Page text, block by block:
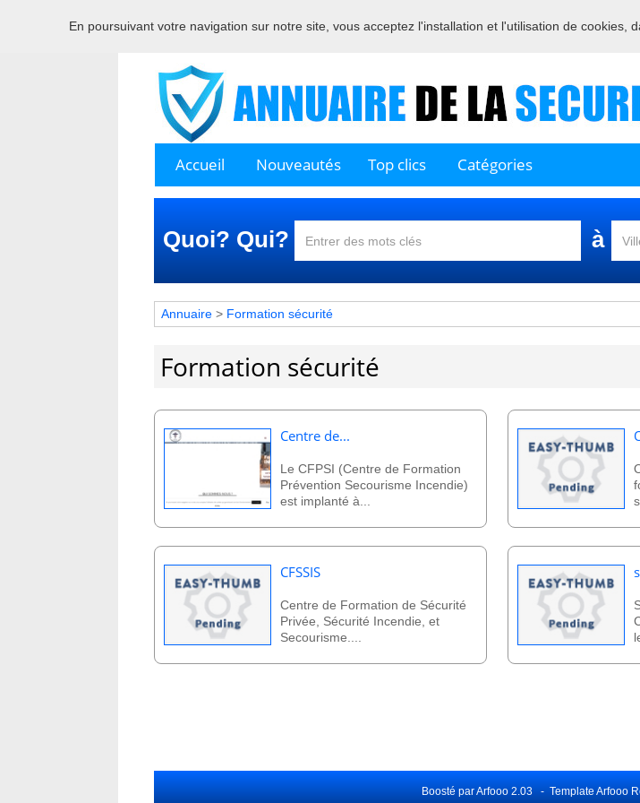
Bienvenue sur l'annuaire des
Accueil Nouveautés Top clics Catégories
Quoi? Qui? à
Annuaire > Formation sécurité
Formation sécurité
Centre de...
Le CFPSI (Centre de Formation
Prévention Secourisme Incendie)
est implanté à...
CFSSIS
Centre de Formation de Sécurité
Privée, Sécurité Incendie, et
Secourisme....
Boosté par Arfooo 2.03 - Template Arfooo
En poursuivant votre navigation sur notre site, vous acceptez l'installation et l'utilisation de cookies,